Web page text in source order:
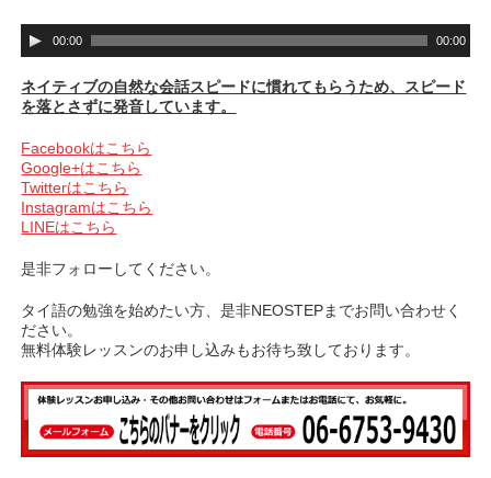
音
声
レ
ー
ー
00:00 00:00
ネイティブの自然な会話スピードに慣れてもらうため、スピード
を落とさずに発音しています。
Facebookはこちら
Google+はこちら
Twitterはこちら
Instagramはこちら
LINEはこちら
是非フォローしてください。
タイ語の勉強を始めたい方、是非NEOSTEPまでお問い合わせく
ださい。
無料体験レッスンのお申し込みもお待ち致しております。